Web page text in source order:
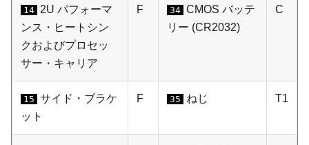
14 2U パフォーマ
ンス・ヒートシン
クおよびプロセッ
サー・キャリア
F 34 CMOS バッテ
リー (CR2032)
C
15 サイド・ブラケ
ット
F 35 ねじ T1